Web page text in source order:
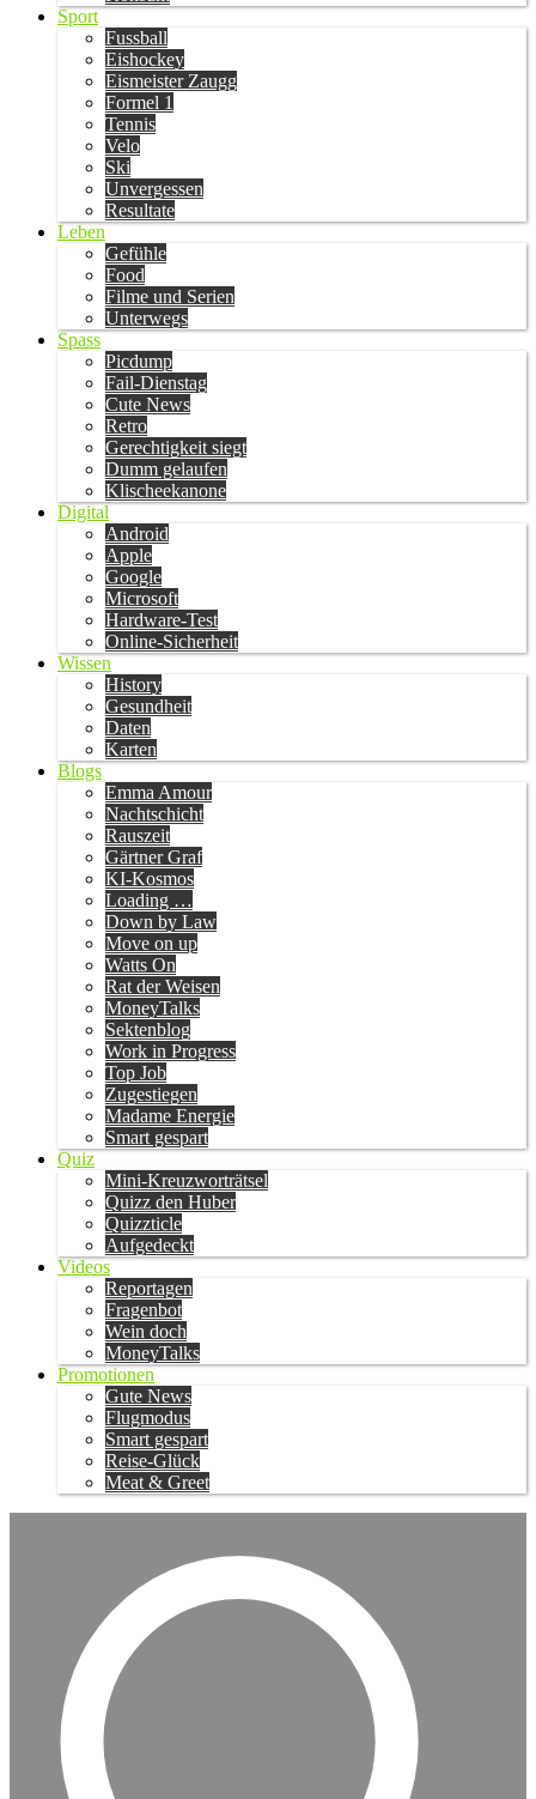
Sport
Fussball
Eishockey
Eismeister Zaugg
Formel 1
Tennis
Velo
Ski
Unvergessen
Resultate
Leben
Gefühle
Food
Filme und Serien
Unterwegs
Spass
Picdump
Fail-Dienstag
Cute News
Retro
Gerechtigkeit siegt
Dumm gelaufen
Klischeekanone
Digital
Android
Apple
Google
Microsoft
Hardware-Test
Online-Sicherheit
Wissen
History
Gesundheit
Daten
Karten
Blogs
Emma Amour
Nachtschicht
Rauszeit
Gärtner Graf
KI-Kosmos
Loading …
Down by Law
Move on up
Watts On
Rat der Weisen
MoneyTalks
Sektenblog
Work in Progress
Top Job
Zugestiegen
Madame Energie
Smart gespart
Quiz
Mini-Kreuzworträtsel
Quizz den Huber
Quizzticle
Aufgedeckt
Videos
Reportagen
Fragenbot
Wein doch
MoneyTalks
Promotionen
Gute News
Flugmodus
Smart gespart
Reise-Glück
Meat & Greet